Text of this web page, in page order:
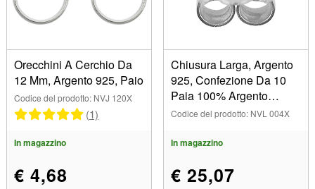
Orecchini A Cerchio Da
12 Mm, Argento 925, Paio
Codice del prodotto: NVJ 120X
(1)
In magazzino
€ 4,68
Chiusura Larga, Argento
925, Confezione Da 10
Paia 100% Argento
Riciclato
Codice del prodotto: NVL 004X
In magazzino
€ 25,07